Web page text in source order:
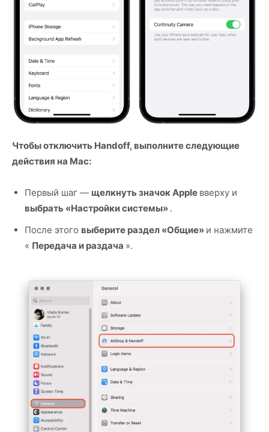
Чтобы отключить Handoff, выполните следующие
действия на Mac:
Первый шаг — щелкнуть значок Apple вверху и
выбрать «Настройки системы» .
После этого выберите раздел «Общие» и нажмите
« Передача и раздача ».